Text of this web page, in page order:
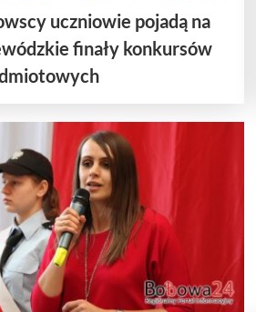
uczniowie pojadą na
finały konkursów